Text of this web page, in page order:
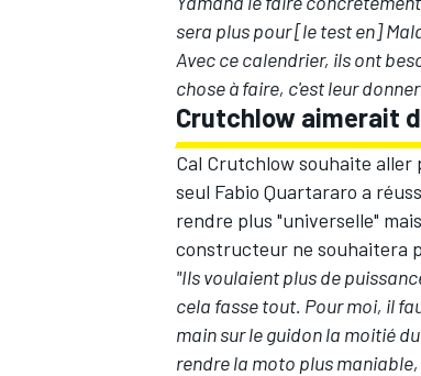
sera plus pour [le test en]
Avec ce calendrier, ils ont
chose à faire, c'est leur
Crutchlow aimerait
Cal Crutchlow souhaite aller
seul Fabio Quartararo a
rendre plus "universelle"
constructeur ne souhaitera
"Ils voulaient plus de
cela fasse tout. Pour moi, il
main sur le guidon la moitié
rendre la moto plus